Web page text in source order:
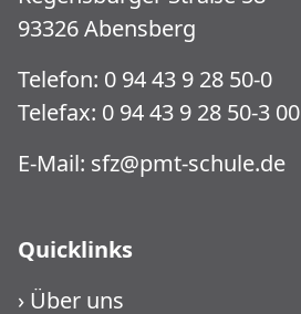
93326 Abensberg
Telefon: 0 94 43 9 28 50-0
Telefax: 0 94 43 9 28 50-3 00
E-Mail: sfz@pmt-schule.de
Quicklinks
› Über uns